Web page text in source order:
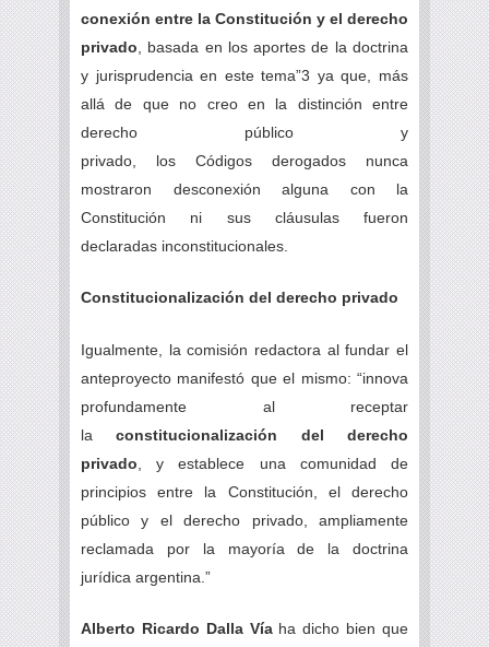
conexión entre la Constitución y el derecho
privado , basada en los aportes de la doctrina
y jurisprudencia en este tema”3 ya que, más
allá de que no creo en la distinción entre
derecho público y
privado, los Códigos derogados nunca
mostraron desconexión alguna con la
Constitución ni sus cláusulas fueron
declaradas inconstitucionales.
Constitucionalización del derecho privado
Igualmente, la comisión redactora al fundar el
anteproyecto manifestó que el mismo: “innova
profundamente al receptar
laconstitucionalización del derecho
privado , y establece una comunidad de
principios entre la Constitución, el derecho
público y el derecho privado, ampliamente
reclamada por la mayoría de la doctrina
jurídica argentina.”
Alberto Ricardo Dalla Víaha dicho bien que